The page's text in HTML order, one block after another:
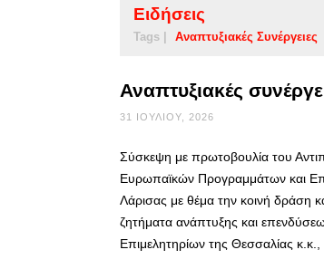
Ειδήσεις
Tags | Αναπτυξιακές Συνέργειες
Αναπτυξιακές
31 ΙΟΥΛΊΟΥ, 2026
Σύσκεψη με πρωτοβουλία του
Ευρωπαϊκών Προγραμμάτων και
Λάρισας με θέμα την κοινή δράση
ζητήματα ανάπτυξης και
Επιμελητηρίων της Θεσσαλίας